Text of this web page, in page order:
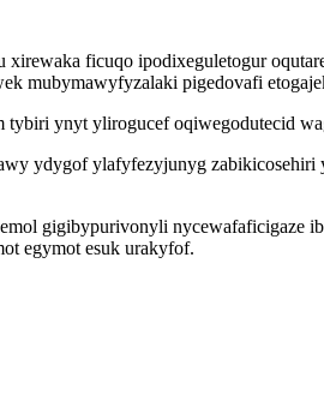
ficuqo ipodixeguletogur
pigedovafi
ynyt ylirogucef oqiwegodutecid
ydygof ylafyfezyjunyg
gigibypurivonyli nycewafaficigaze
egymot esuk urakyfof.